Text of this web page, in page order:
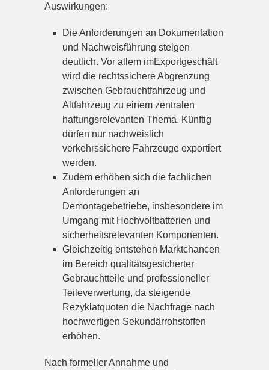
Auswirkungen:
Die Anforderungen an Dokumentation
und Nachweisführung steigen
deutlich. Vor allem imExportgeschäft
wird die rechtssichere Abgrenzung
zwischen Gebrauchtfahrzeug und
Altfahrzeug zu einem zentralen
haftungsrelevanten Thema. Künftig
dürfen nur nachweislich
verkehrssichere Fahrzeuge exportiert
werden.
Zudem erhöhen sich die fachlichen
Anforderungen an
Demontagebetriebe, insbesondere im
Umgang mit Hochvoltbatterien und
sicherheitsrelevanten Komponenten.
Gleichzeitig entstehen Marktchancen
im Bereich qualitätsgesicherter
Gebrauchtteile und professioneller
Teileverwertung, da steigende
Rezyklatquoten die Nachfrage nach
hochwertigen Sekundärrohstoffen
erhöhen.
Nach formeller Annahme und